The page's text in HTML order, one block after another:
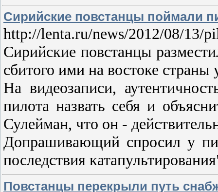
Сирийские повстанцы поймали
http://lenta.ru/news/2012/08/13/
Сирийские повстанцы
сбитого ими на востоке страны
На видеозаписи,
пилота назвать себя и
Сулейман, что он -
Допрашивающий спросил у
последствия
Повстанцы перекрыли путь